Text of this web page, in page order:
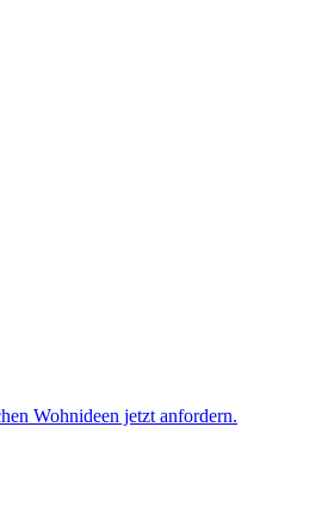
Wohnideen jetzt anfordern.